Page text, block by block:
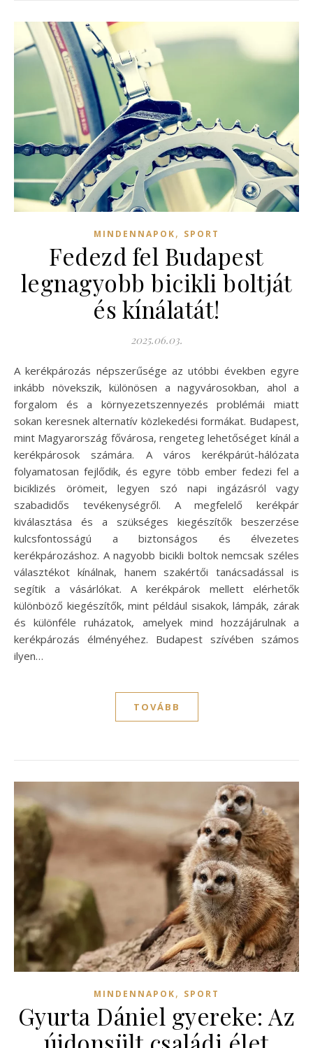
MINDENNAPOK, SPORT
Fedezd fel Budapest
legnagyobb bicikli boltját
és kínálatát!
2025.06.03.
A kerékpározás népszerűsége az utóbbi években egyre
inkább növekszik, különösen a nagyvárosokban, ahol a
forgalom és a környezetszennyezés problémái miatt
sokan keresnek alternatív közlekedési formákat. Budapest,
mint Magyarország fővárosa, rengeteg lehetőséget kínál a
kerékpárosok számára. A város kerékpárút-hálózata
folyamatosan fejlődik, és egyre több ember fedezi fel a
biciklizés örömeit, legyen szó napi ingázásról vagy
szabadidős tevékenységről. A megfelelő kerékpár
kiválasztása és a szükséges kiegészítők beszerzése
kulcsfontosságú a biztonságos és élvezetes
kerékpározáshoz. A nagyobb bicikli boltok nemcsak széles
választékot kínálnak, hanem szakértői tanácsadással is
segítik a vásárlókat. A kerékpárok mellett elérhetők
különböző kiegészítők, mint például sisakok, lámpák, zárak
és különféle ruházatok, amelyek mind hozzájárulnak a
kerékpározás élményéhez. Budapest szívében számos
ilyen…
TOVÁBB
MINDENNAPOK, SPORT
Gyurta Dániel gyereke: Az